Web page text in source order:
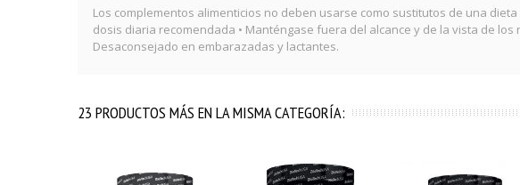
Los complementos alimenticios no deben usarse como sustitutos de una
dosis diaria recomendada • Manténgase fuera del alcance y de la vista de los
Desaconsejado en embarazadas y lactantes.
23 PRODUCTOS MÁS EN LA MISMA CATEGORÍA: